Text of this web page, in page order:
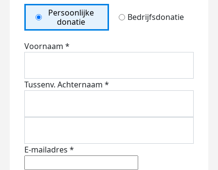
Persoonlijke
donatie
Bedrijfsdonatie
Voornaam *
Tussenv. Achternaam *
E-mailadres *